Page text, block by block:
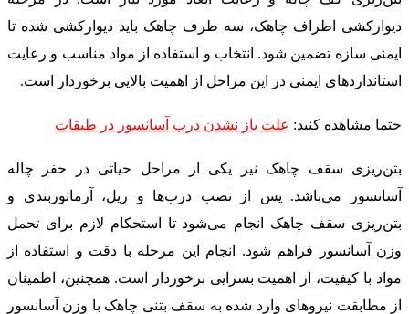
دیوارکشی اطراف چاهک، سه طرف چاهک باید دیوارکشی شده تا
ایمنی سازه تضمین شود. انتخاب و استفاده از مواد مناسب و رعایت
استانداردهای ایمنی در این مراحل از اهمیت بالایی برخوردار است.
حتما مشاهده کنید: علت باز نشدن درب آسانسور در طبقات
بتن‌ریزی سقف چاهک نیز یکی از مراحل حیاتی در حفر چاله
آسانسور می‌باشد. پس از نصب درب‌ها و ریل، آرماتوربندی و
بتن‌ریزی سقف چاهک انجام می‌شود تا استحکام لازم برای تحمل
وزن آسانسور فراهم شود. انجام این مرحله با دقت و استفاده از
مواد با کیفیت، از اهمیت بسزایی برخوردار است. همچنین، اطمینان
از مطابقت نیروهای وارد شده به سقف بتنی چاهک با وزن آسانسور